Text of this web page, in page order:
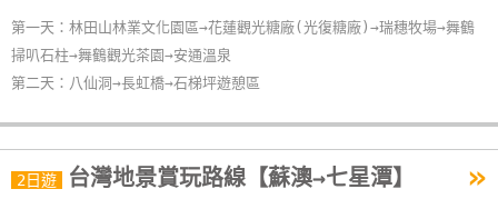
第一天：林田山林業文化園區→花蓮觀光糖廠(光復糖廠)→瑞穗牧場→舞鶴
掃叭石柱→舞鶴觀光茶園→安通溫泉
第二天：八仙洞→長虹橋→石梯坪遊憩區
2日遊 台灣地景賞玩路線【蘇澳→七星潭】 »